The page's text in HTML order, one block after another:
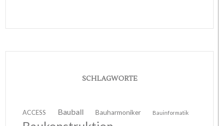
SCHLAGWORTE
ACCESS Bauball Bauharmoniker Bauinformatik